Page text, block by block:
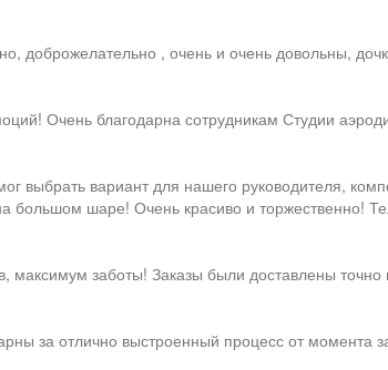
доброжелательно , очень и очень довольны,
Очень благодарна сотрудникам Студии
вариант для нашего руководителя,
большом шаре! Очень красиво и торжественно!
заботы! Заказы были доставлены точно
за отлично выстроенный процесс от момента